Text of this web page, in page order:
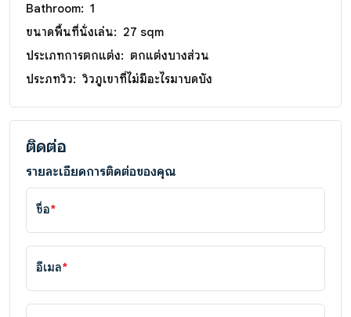
Bathroom: 1
ขนาดพื้นที่นั่งเล่น: 27 sqm
ประเภทการตกแต่ง: ตกแต่งบางส่วน
ประภทวิว: วิวภูเขาที่ไม่มีอะไรมาบดบัง
ติดต่อ
รายละเอียดการติดต่อของคุณ
ชื่อ*
อีเมล*